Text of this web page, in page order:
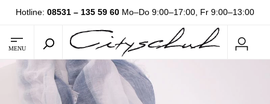
Hotline: 08531 – 135 59 60 Mo–Do 9:00–17:00, Fr 9:00–13:00
MENU